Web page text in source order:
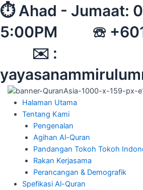
Skip
to
content
⏱︎ Ahad - Jumaat:
5:00PM ☏
✉︎ :
Halaman Utama
Tentang Kami
Pengenalan
Agihan Al-Quran
Pandangan Tokoh Tokoh
Rakan Kerjasama
Perancangan & Demografik
Spefikasi Al-Quran